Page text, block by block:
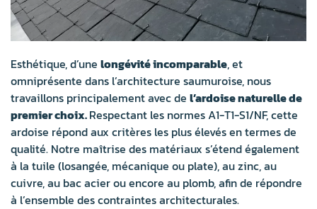
Esthétique, d’une longévité incomparable, et
omniprésente dans l’architecture saumuroise, nous
travaillons principalement avec de l’ardoise naturelle de
premier choix.Respectant les normes A1-T1-S1/NF, cette
ardoise répond aux critères les plus élevés en termes de
qualité. Notre maîtrise des matériaux s’étend également
à la tuile (losangée, mécanique ou plate), au zinc, au
cuivre, au bac acier ou encore au plomb, afin de répondre
à l’ensemble des contraintes architecturales.